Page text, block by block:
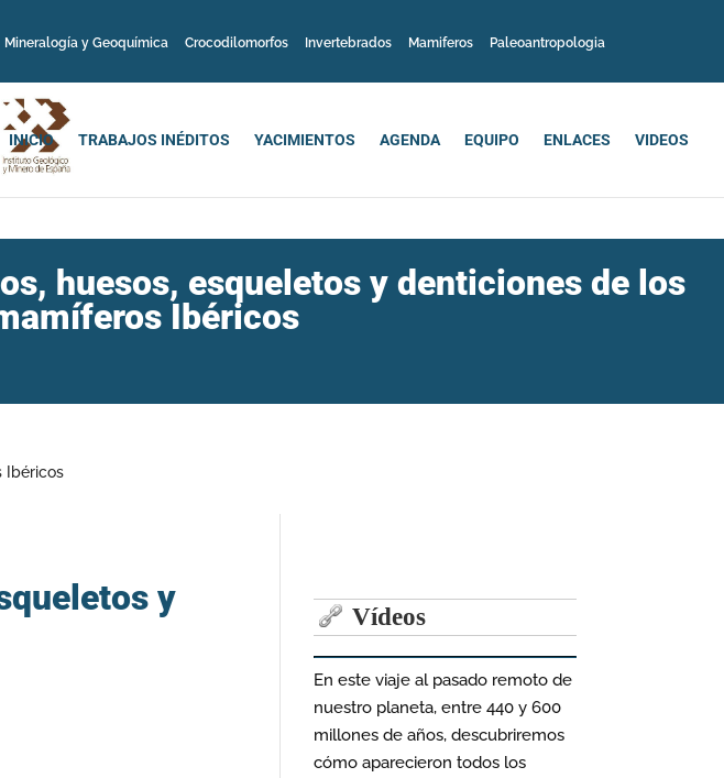
Mineralogía y Geoquímica Crocodilomorfos Invertebrados Mamiferos
Paleoantropologia
INICIO TRABAJOS INÉDITOS YACIMIENTOS AGENDA EQUIPO ENLACES VIDEOS
huesos, esqueletos y denticiones de los
Ibéricos
Ibéricos
y
Vídeos
En este viaje al pasado remoto de
nuestro planeta, entre 440 y 600
millones de años, descubriremos
cómo aparecieron todos los